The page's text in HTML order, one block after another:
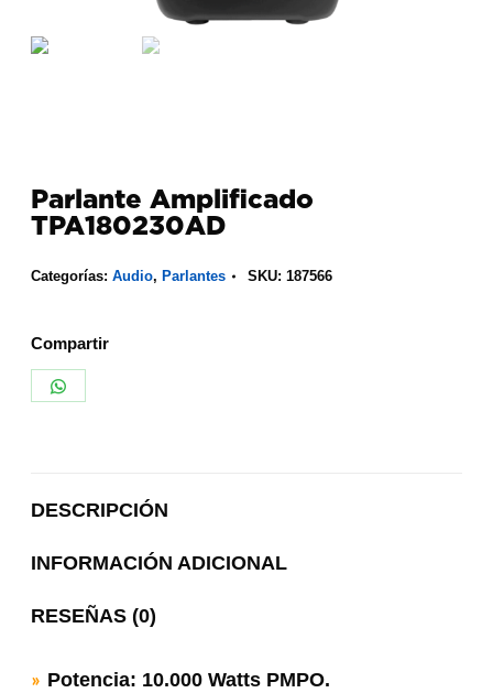
Parlante Amplificado
TPA180230AD
Categorías: Audio, Parlantes SKU: 187566
Compartir
DESCRIPCIÓN
INFORMACIÓN ADICIONAL
RESEÑAS (0)
» Potencia: 10.000 Watts PMPO.